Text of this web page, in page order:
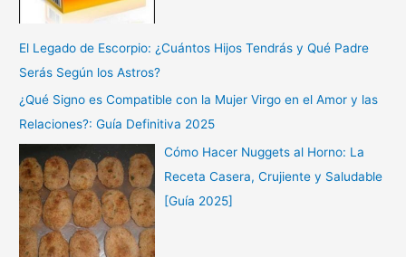
El Legado de Escorpio: ¿Cuántos Hijos Tendrás y Qué Padre
Serás Según los Astros?
¿Qué Signo es Compatible con la Mujer Virgo en el Amor y las
Relaciones?: Guía Definitiva 2025
Cómo Hacer Nuggets al Horno: La
Receta Casera, Crujiente y Saludable
[Guía 2025]